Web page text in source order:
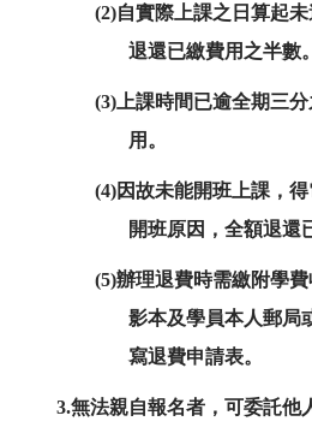
(2)自實際上課之日算起
退還已繳費用之半數。
(3)上課時間已逾全期三
用。
(4)因故未能開班上課，
開班原因，全額退還
(5)辦理退費時需繳附學
影本及學員本人郵局
寫退費申請表。
3.無法親自報名者，可委託他